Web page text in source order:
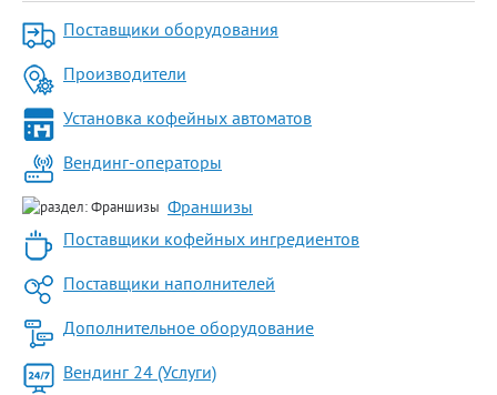
Поставщики оборудования
Производители
Установка кофейных автоматов
Вендинг-операторы
Франшизы
Поставщики кофейных ингредиентов
Поставщики наполнителей
Дополнительное оборудование
Вендинг 24 (Услуги)